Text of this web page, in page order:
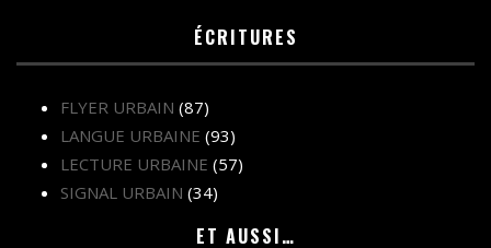
ÉCRITURES
FLYER URBAIN (87)
LANGUE URBAINE (93)
LECTURE URBAINE (57)
SIGNAL URBAIN (34)
ET AUSSI…